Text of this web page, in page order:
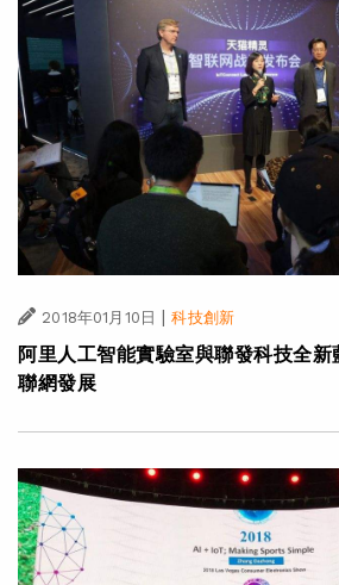
2018年01月10日 | 科技創新
阿里人工智能實驗室與聯發科技全
聯網發展